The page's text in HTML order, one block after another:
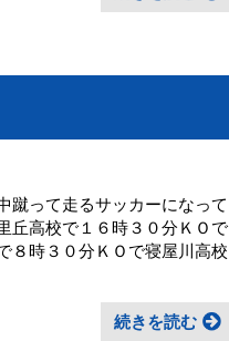
蹴って走るサッカーになって
丘高校で１６時３０分ＫＯで
８時３０分ＫＯで寝屋川高校
続きを読む